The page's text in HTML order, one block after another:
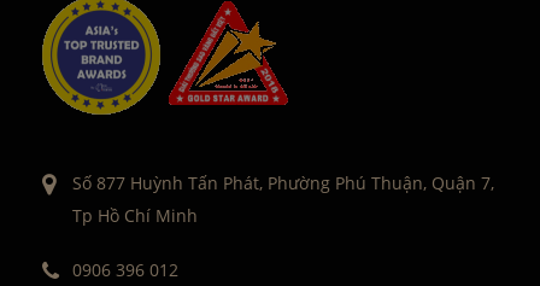
Số 877 Huỳnh Tấn Phát, Phường Phú Thuận, Quận 7,
Tp Hồ Chí Minh
0906 396 012